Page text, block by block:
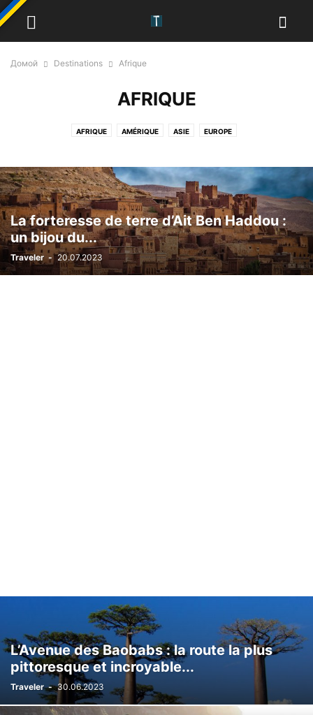
Домой Destinations Afrique
AFRIQUE
AFRIQUE AMÉRIQUE ASIE EUROPE
La forteresse de terre d’Ait Ben Haddou :
un bijou du...
Traveler - 20.07.2023
L’Avenue des Baobabs : la route la plus
pittoresque et incroyable...
Traveler - 30.06.2023